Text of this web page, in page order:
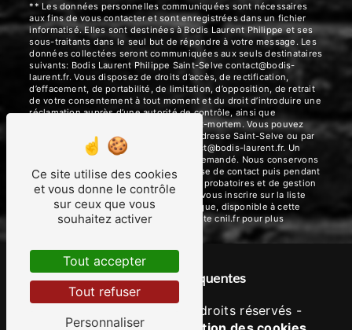
** Les données personnelles communiquées sont nécessaires
aux fins de vous contacter et sont enregistrées dans un fichier
informatisé. Elles sont destinées à Bodis Laurent Philippe et ses
sous-traitants dans le seul but de répondre à votre message. Les
données collectées seront communiquées aux seuls destinataires
suivants: Bodis Laurent Philippe Saint-Selve contact@bodis-
laurent.fr. Vous disposez de droits d’accès, de rectification,
d’effacement, de portabilité, de limitation, d’opposition, de retrait
de votre consentement à tout moment et du droit d’introduire une
réclamation auprès d’une autorité de contrôle, ainsi que
d’organiser le sort de vos données post-mortem. Vous pouvez
exercer ces droits par voie postale à l'adresse Saint-Selve ou par
courrier électronique à l'adresse contact@bodis-laurent.fr. Un
justificatif d'identité pourra vous être demandé. Nous conservons
vos données pendant la période de prise de contact puis pendant
la durée de prescription légale aux fins probatoires et de gestion
des contentieux. Vous avez le droit de vous inscrire sur la liste
d'opposition au démarchage téléphonique, disponible à cette
adresse: Bloctel.gouv.fr. Consultez le site cnil.fr pour plus
Recherches fréquentes
- 2026 - Tous droits réservés -
Ce site utilise des cookies
et vous donne le contrôle
sur ceux que vous
souhaitez activer
Tout accepter
Tout refuser
Personnaliser